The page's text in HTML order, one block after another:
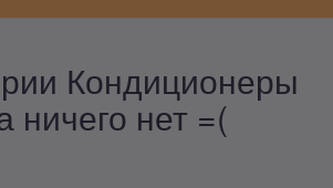
Кондиционеры
ничего нет =(